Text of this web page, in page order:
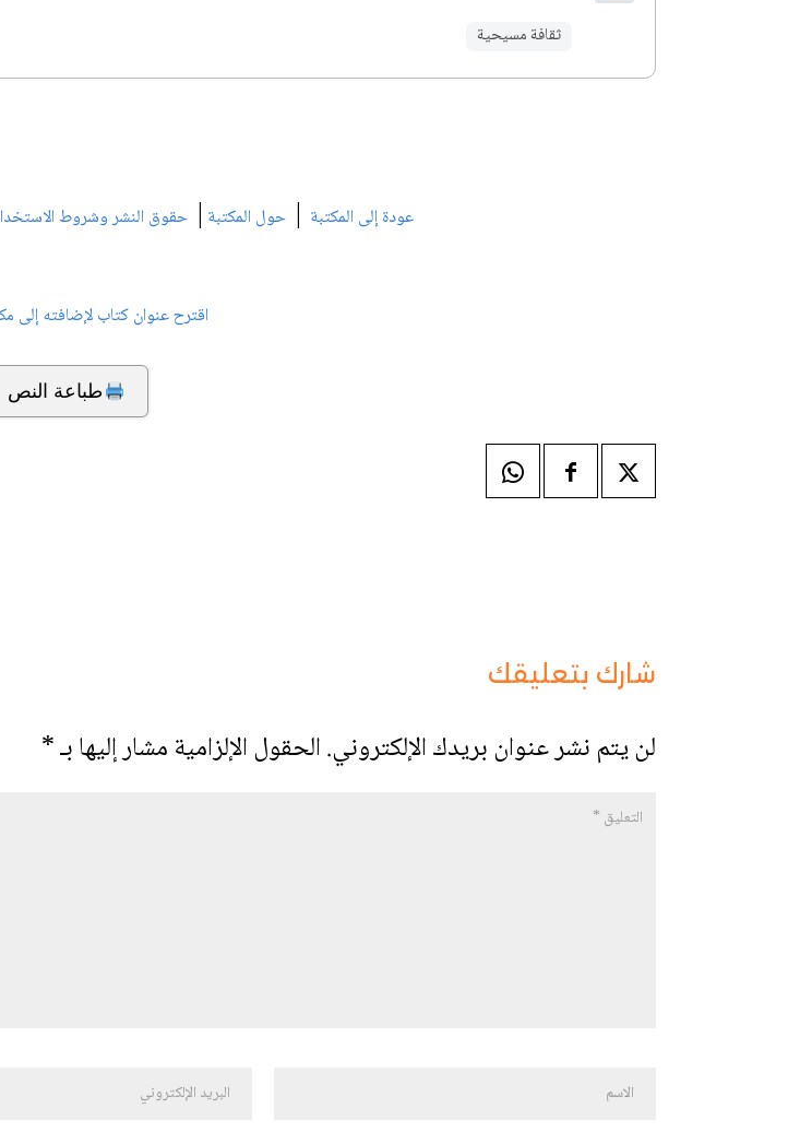
ثقافة مسيحية
عودة إلى المكتبة | حول المكتبة | حقوق النشر وشروط
اقترح عنوان كتاب لإضافته إلى
طباعة النص
شارك بتعليقك
لن يتم نشر عنوان بريدك الإلكتروني.الحقول الإلزامية مشار إليها بـ*